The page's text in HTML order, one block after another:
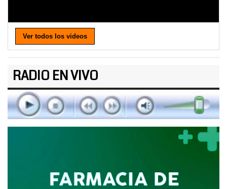
Ver todos los videos
RADIO EN VIVO